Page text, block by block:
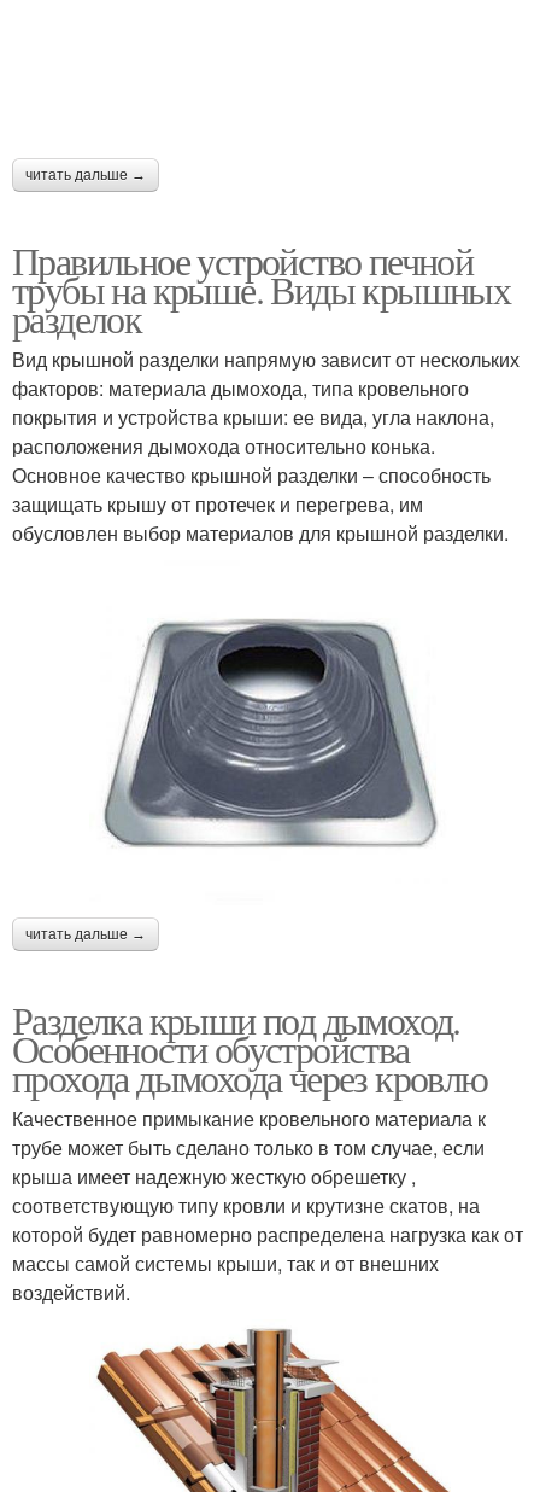
читать дальше →
Правильное устройство печной
трубы на крыше. Виды крышных
разделок
Вид крышной разделки напрямую зависит от нескольких
факторов: материала дымохода, типа кровельного
покрытия и устройства крыши: ее вида, угла наклона,
расположения дымохода относительно конька.
Основное качество крышной разделки – способность
защищать крышу от протечек и перегрева, им
обусловлен выбор материалов для крышной разделки.
читать дальше →
Разделка крыши под дымоход.
Особенности обустройства
прохода дымохода через кровлю
Качественное примыкание кровельного материала к
трубе может быть сделано только в том случае, если
крыша имеет надежную жесткую обрешетку ,
соответствующую типу кровли и крутизне скатов, на
которой будет равномерно распределена нагрузка как от
массы самой системы крыши, так и от внешних
воздействий.